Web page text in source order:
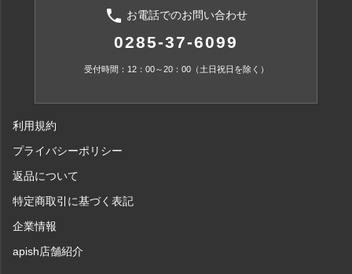
phone お電話でのお問い合わせ
0285-37-6099
受付時間：12：00～20：00（土日祝日を除く）
利用規約
プライバシーポリシー
返品について
特定商取引に基づく表記
企業情報
apish店舗紹介